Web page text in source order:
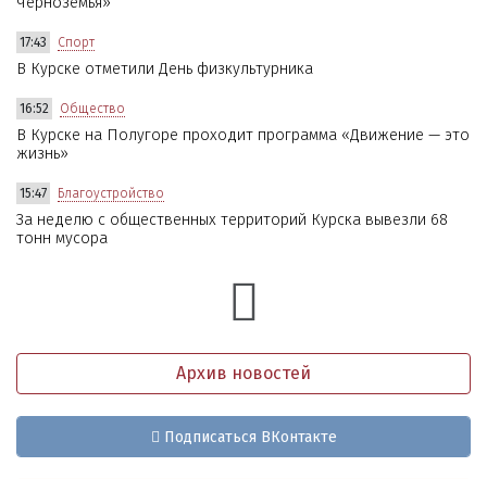
17:43 Спорт
В Курске отметили День физкультурника
16:52 Общество
В Курске на Полугоре проходит программа «Движение — это
жизнь»
15:47 Благоустройство
За неделю с общественных территорий Курска вывезли 68
тонн мусора
Архив новостей
Подписаться ВКонтакте